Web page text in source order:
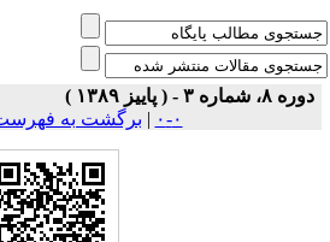
دوره ۸، شماره ۳ - ( پاییز ۱۳۸۹ )
| برگشت به فهرست